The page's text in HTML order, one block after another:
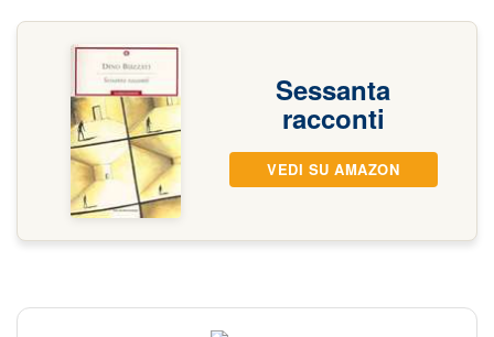
Sessanta
racconti
VEDI SU AMAZON